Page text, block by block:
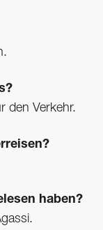
den Verkehr.
haben?